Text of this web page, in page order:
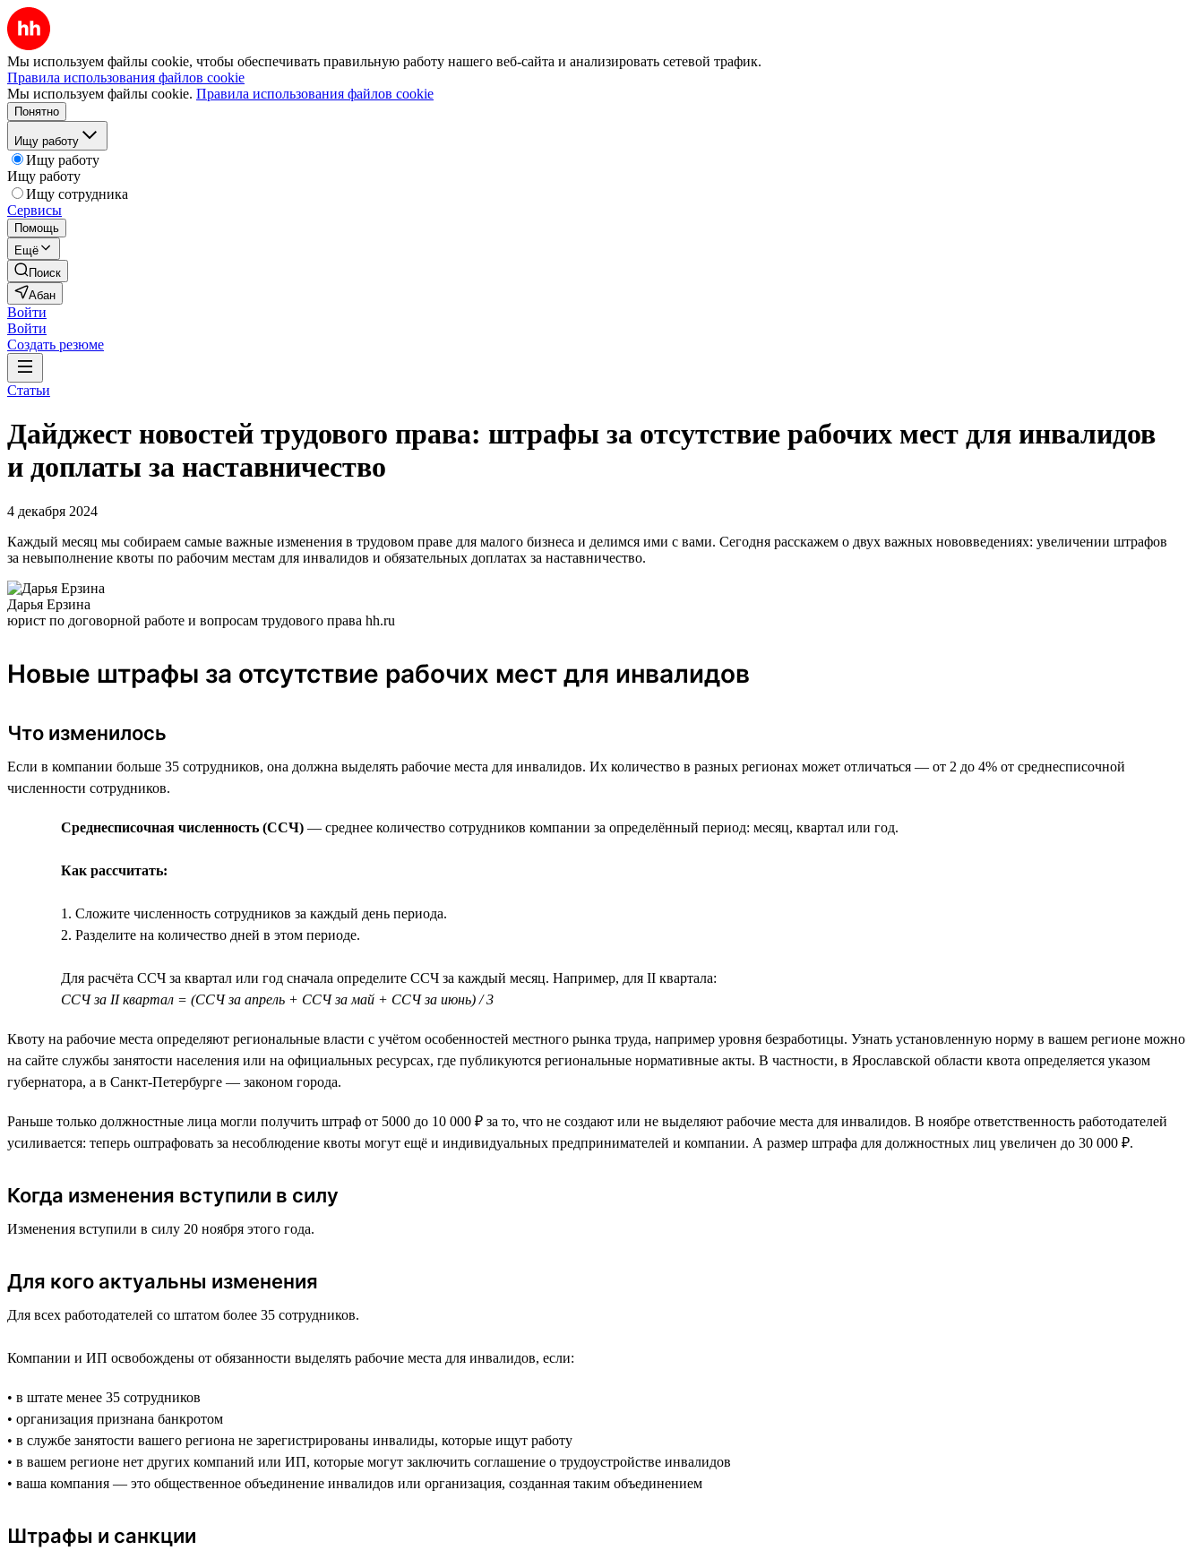
Мы используем файлы cookie, чтобы обеспечивать правильную работу нашего веб-сайта и анализировать сетевой трафик.
Правила использования файлов cookie
Мы используем файлы cookie. Правила использования файлов cookie
Понятно
Ищу работу
Ищу работу
Ищу работу
Ищу сотрудника
Сервисы
Помощь
Ещё
Поиск
Абан
Войти
Войти
Создать резюме
Статьи
Дайджест новостей трудового права: штрафы за отсутствие рабочих мест для инвалидов
и доплаты за наставничество
4 декабря 2024
Каждый месяц мы собираем самые важные изменения в трудовом праве для малого бизнеса и делимся ими с вами. Сегодня расскажем о двух важных нововведениях: увеличении штрафов
за невыполнение квоты по рабочим местам для инвалидов и обязательных доплатах за наставничество.
Дарья Ерзина
юрист по договорной работе и вопросам трудового права hh.ru
Новые штрафы за отсутствие рабочих мест для инвалидов
Что изменилось
Если в компании больше 35 сотрудников, она должна выделять рабочие места для инвалидов. Их количество в разных регионах может отличаться — от 2 до 4% от среднесписочной
численности сотрудников.
Среднесписочная численность (ССЧ) — среднее количество сотрудников компании за определённый период: месяц, квартал или год.
Как рассчитать:
1. Сложите численность сотрудников за каждый день периода.
2. Разделите на количество дней в этом периоде.
Для расчёта ССЧ за квартал или год сначала определите ССЧ за каждый месяц. Например, для II квартала:
ССЧ за II квартал = (ССЧ за апрель + ССЧ за май + ССЧ за июнь) / 3
Квоту на рабочие места определяют региональные власти с учётом особенностей местного рынка труда, например уровня безработицы. Узнать установленную норму в вашем регионе можно
на сайте службы занятости населения или на официальных ресурсах, где публикуются региональные нормативные акты. В частности, в Ярославской области квота определяется указом
губернатора, а в Санкт-Петербурге — законом города.
Раньше только должностные лица могли получить штраф от 5000 до 10 000 ₽ за то, что не создают или не выделяют рабочие места для инвалидов. В ноябре ответственность работодателей
усиливается: теперь оштрафовать за несоблюдение квоты могут ещё и индивидуальных предпринимателей и компании. А размер штрафа для должностных лиц увеличен до 30 000 ₽.
Когда изменения вступили в силу
Изменения вступили в силу 20 ноября этого года.
Для кого актуальны изменения
Для всех работодателей со штатом более 35 сотрудников.
Компании и ИП освобождены от обязанности выделять рабочие места для инвалидов, если:
• в штате менее 35 сотрудников
• организация признана банкротом
• в службе занятости вашего региона не зарегистрированы инвалиды, которые ищут работу
• в вашем регионе нет других компаний или ИП, которые могут заключить соглашение о трудоустройстве инвалидов
• ваша компания — это общественное объединение инвалидов или организация, созданная таким объединением
Штрафы и санкции